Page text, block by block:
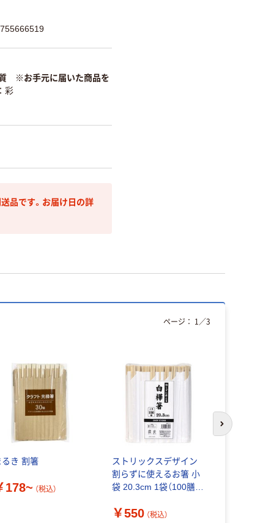
※お手元に届いた商品を
彩
品です。お届け日の詳
るき 割箸
178~ （税込）
ストリックスデザイン
割らずに使えるお箸 小
袋 20.3cm 1袋（100膳
￥550 （税込）
ページ： 1 ／3
次のスライド